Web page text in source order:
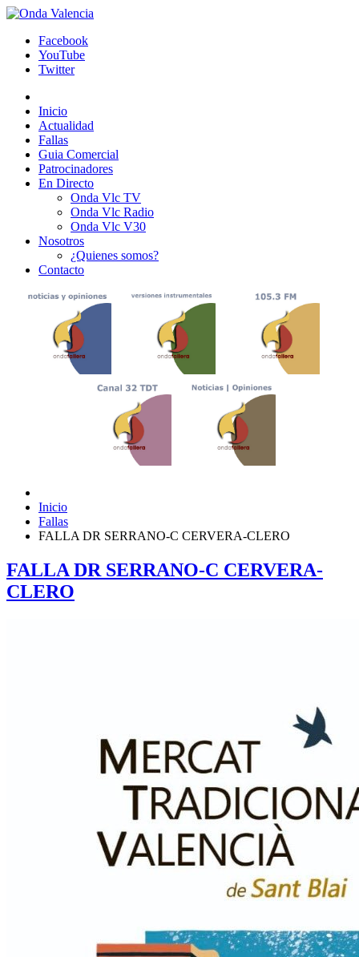
Facebook
YouTube
Twitter
Inicio
Actualidad
Fallas
Guia Comercial
Patrocinadores
En Directo
Onda Vlc TV
Onda Vlc Radio
Onda Vlc V30
Nosotros
¿Quienes somos?
Contacto
Inicio
Fallas
FALLA DR SERRANO-C CERVERA-CLERO
FALLA DR SERRANO-C CERVERA-
CLERO